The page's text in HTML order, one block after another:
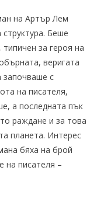
на Артър Лем
Беше
за героя на
веригата
започваше с
на писателя,
а последната пък
раждане и за това
планета. Интерес
бяха на брой
на писателя –